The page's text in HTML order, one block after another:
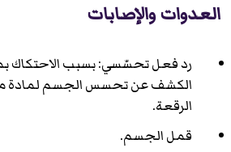
العدوات والإصابات
رد فعل تحسّسي: بسبب الاحتكاك
الكشف عن تحسس الجسم لمادة
الرقعة.
قمل الجسم.